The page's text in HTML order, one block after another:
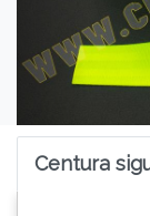
Centura